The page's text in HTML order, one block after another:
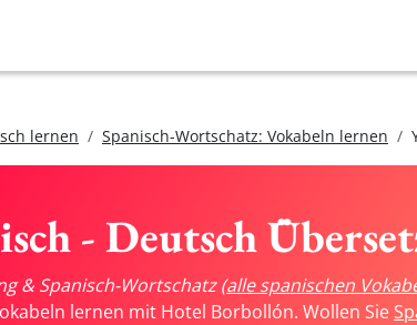
lernen Spanisch-Wortschatz: Vokabeln lernen
- Deutsch
& Spanisch-Wortschatz(alle spanischen
lernen mit Hotel Borbollón. Wollen Sie